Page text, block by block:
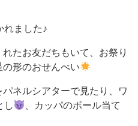
れました♪
たお友だちもいて、お祭り
形のおせんべい
ネルシアターで見たり、ワ
し
、カッパのボール当て